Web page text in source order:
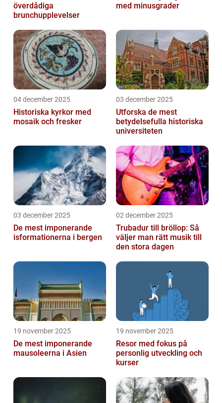
överdådiga
brunchupplevelser
med minusgrader
04 december 2025
Historiska kyrkor med
mosaik och fresker
03 december 2025
Utforska de mest
betydelsefulla historiska
universiteten
03 december 2025
De mest imponerande
isformationerna i bergen
02 december 2025
Trubadur till bröllop: Så
väljer man rätt musik till
den stora dagen
19 november 2025
De mest imponerande
mausoleerna i Asien
19 november 2025
Resor med fokus på
personlig utveckling och
kurser